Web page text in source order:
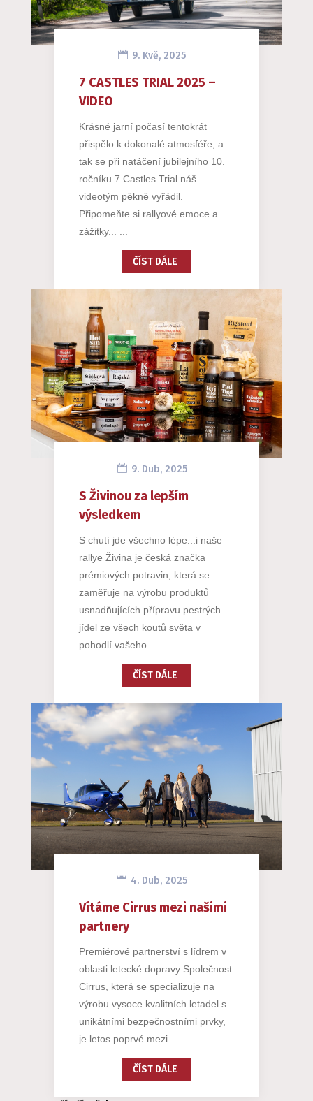
9. Kvě, 2025
7 CASTLES TRIAL 2025 –
VIDEO
Krásné jarní počasí tentokrát
přispělo k dokonalé atmosféře, a
tak se při natáčení jubilejního 10.
ročníku 7 Castles Trial náš
videotým pěkně vyřádil.
Připomeňte si rallyové emoce a
zážitky... ...
ČÍST DÁLE
9. Dub, 2025
S Živinou za lepším
výsledkem
S chutí jde všechno lépe...i naše
rallye Živina je česká značka
prémiových potravin, která se
zaměřuje na výrobu produktů
usnadňujících přípravu pestrých
jídel ze všech koutů světa v
pohodlí vašeho...
ČÍST DÁLE
4. Dub, 2025
Vítáme Cirrus mezi našimi
partnery
Premiérové partnerství s lídrem v
oblasti letecké dopravy Společnost
Cirrus, která se specializuje na
výrobu vysoce kvalitních letadel s
unikátními bezpečnostními prvky,
je letos poprvé mezi...
ČÍST DÁLE